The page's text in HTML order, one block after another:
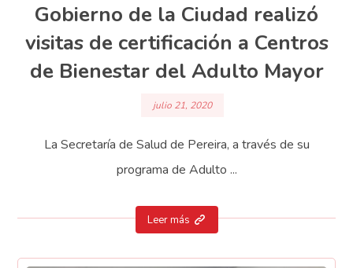
Gobierno de la Ciudad realizó
visitas de certificación a Centros
de Bienestar del Adulto Mayor
julio 21, 2020
La Secretaría de Salud de Pereira, a través de su
programa de Adulto ...
Leer más